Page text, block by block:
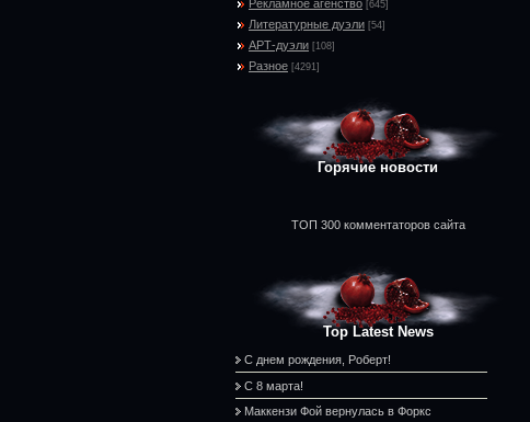
Рекламное агенство [645]
Литературные дуэли [54]
АРТ-дуэли [108]
Разное [4291]
Горячие новости
ТОП 300 комментаторов сайта
Top Latest News
С днем рождения, Роберт!
С 8 марта!
Маккензи Фой вернулась в Форкс